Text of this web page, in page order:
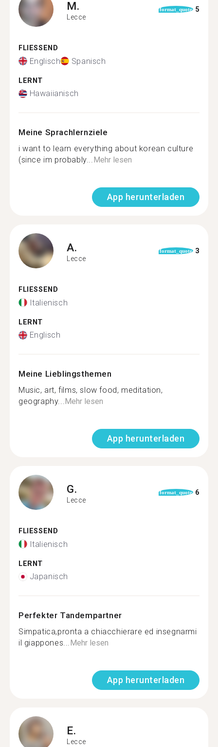
M.
Lecce
format_quote 5
FLIESSEND
Englisch Spanisch
LERNT
Hawaiianisch
Meine Sprachlernziele
i want to learn everything about korean culture
(since im probably...Mehr lesen
App herunterladen
A.
Lecce
format_quote 3
FLIESSEND
Italienisch
LERNT
Englisch
Meine Lieblingsthemen
Music, art, films, slow food, meditation,
geography...Mehr lesen
App herunterladen
G.
Lecce
format_quote 6
FLIESSEND
Italienisch
LERNT
Japanisch
Perfekter Tandempartner
Simpatica,pronta a chiacchierare ed insegnarmi
il giappones...Mehr lesen
App herunterladen
E.
Lecce